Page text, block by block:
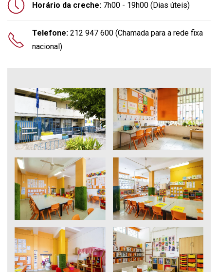
Horário da creche: 7h00 - 19h00 (Dias úteis)
Telefone: 212 947 600 (Chamada para a rede fixa
nacional)
Ampliar Ampliar
Ampliar Ampliar
Ampliar Ampliar